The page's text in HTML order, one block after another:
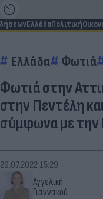
ΕλλάδαΠολιτική
Ελλάδα Φωτιά
Φωτιά στην
στην Πεντέλη
σύμφωνα με την
Αγγελική
Γιαννακού
20.07.2022 15:29